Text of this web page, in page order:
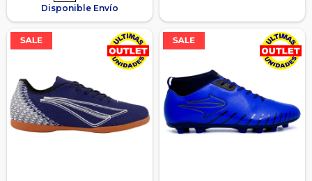
Disponible Envío